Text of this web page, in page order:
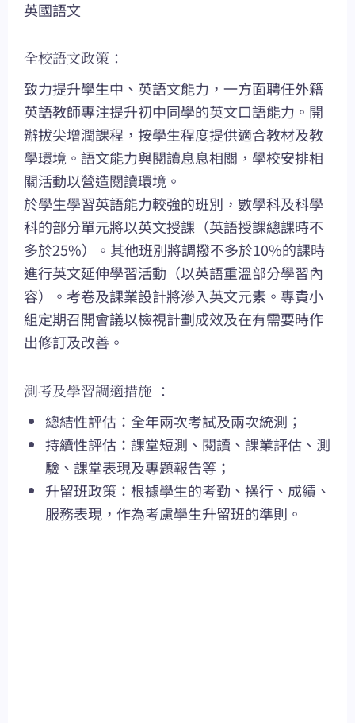
英國語文
全校語文政策：
致力提升學生中、英語文能力，一方面聘任外籍
英語教師專注提升初中同學的英文口語能力。開
辦拔尖增潤課程，按學生程度提供適合教材及教
學環境。語文能力與閱讀息息相關，學校安排相
關活動以營造閱讀環境。
於學生學習英語能力較強的班別，數學科及科學
科的部分單元將以英文授課（英語授課總課時不
多於25%）。其他班別將調撥不多於10%的課時
進行英文延伸學習活動（以英語重溫部分學習內
容）。考卷及課業設計將滲入英文元素。專責小
組定期召開會議以檢視計劃成效及在有需要時作
出修訂及改善。
測考及學習調適措施 ：
總結性評估：全年兩次考試及兩次統測；
持續性評估：課堂短測、閱讀、課業評估、測
驗、課堂表現及專題報告等；
升留班政策：根據學生的考勤、操行、成績、
服務表現，作為考慮學生升留班的準則。